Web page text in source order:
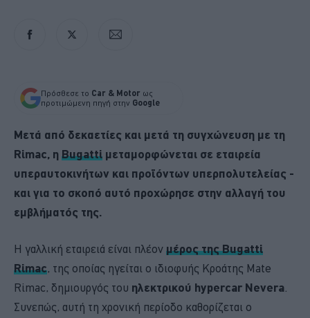
Πρόσθεσε το Car & Motor ως
προτιμώμενη πηγή στην Google
Μετά από δεκαετίες και μετά τη συγχώνευση με τη
Rimac, η Bugatti μεταμορφώνεται σε εταιρεία
υπεραυτοκινήτων και προϊόντων υπερπολυτελείας -
και για το σκοπό αυτό προχώρησε στην αλλαγή του
εμβλήματός της.
Η γαλλική εταιρειά είναι πλέον μέρος της Bugatti
Rimac, της οποίας ηγείται ο ιδιοφυής Κροάτης Mate
Rimac, δημιουργός του ηλεκτρικού hypercar Nevera
Συνεπώς, αυτή τη χρονική περίοδο καθορίζεται ο